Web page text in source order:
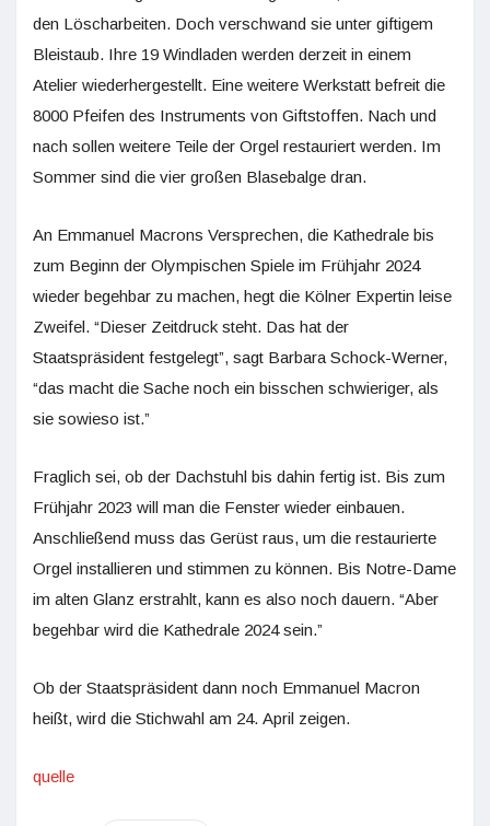
den Löscharbeiten. Doch verschwand sie unter giftigem
Bleistaub. Ihre 19 Windladen werden derzeit in einem
Atelier wiederhergestellt. Eine weitere Werkstatt befreit die
8000 Pfeifen des Instruments von Giftstoffen. Nach und
nach sollen weitere Teile der Orgel restauriert werden. Im
Sommer sind die vier großen Blasebalge dran.
An Emmanuel Macrons Versprechen, die Kathedrale bis
zum Beginn der Olympischen Spiele im Frühjahr 2024
wieder begehbar zu machen, hegt die Kölner Expertin leise
Zweifel. “Dieser Zeitdruck steht. Das hat der
Staatspräsident festgelegt”, sagt Barbara Schock-Werner,
“das macht die Sache noch ein bisschen schwieriger, als
sie sowieso ist.”
Fraglich sei, ob der Dachstuhl bis dahin fertig ist. Bis zum
Frühjahr 2023 will man die Fenster wieder einbauen.
Anschließend muss das Gerüst raus, um die restaurierte
Orgel installieren und stimmen zu können. Bis Notre-Dame
im alten Glanz erstrahlt, kann es also noch dauern. “Aber
begehbar wird die Kathedrale 2024 sein.”
Ob der Staatspräsident dann noch Emmanuel Macron
heißt, wird die Stichwahl am 24. April zeigen.
quelle